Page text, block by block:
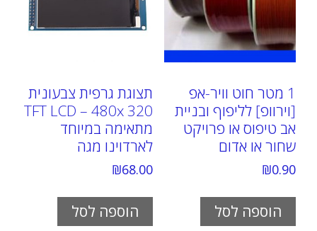
1 מטר חוט וויר-אפ
[וירוופ] לליפוף ובניית
אב טיפוס או פרויקט
שחור או אדום
₪0.90
הוספה לסל
תצוגת גרפית צבעונית
TFT LCD – 480x 320
מתאימה במיוחד
לארדוינו מגה
₪68.00
הוספה לסל